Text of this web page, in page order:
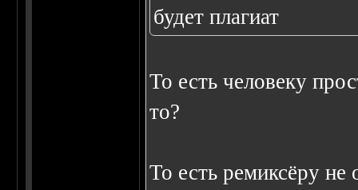
будет плагиат
То есть человеку
то?
То есть ремиксёру не